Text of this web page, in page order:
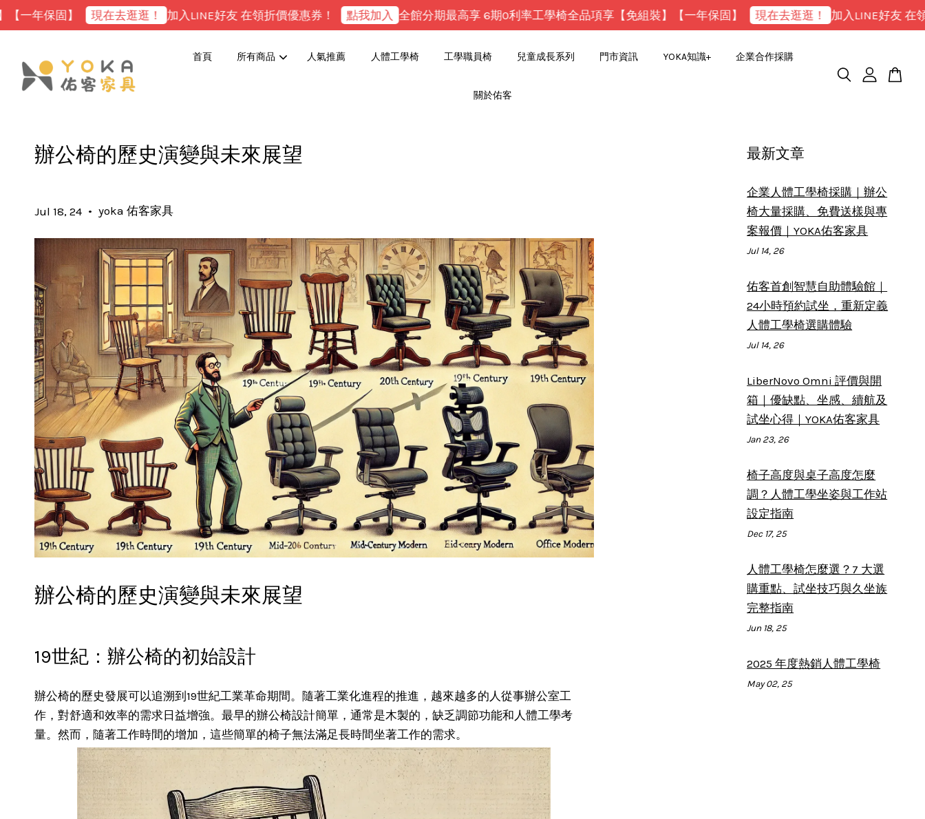
固】 現在去逛逛！ 加入LINE好友 在領折價優惠券！ 點我加入 全館分期最高享 6期0利率工學椅全品項享【免組裝】【一年保固】 現在去逛逛！ 加入LINE好友 在領折價優
首頁 所有商品 人氣推薦 人體工學椅 工學職員椅 兒童成長系列 門市資訊 YOKA知識+ 企業合作採購
關於佑客
辦公椅的歷史演變與未來展望
Jul 18, 24 • yoka 佑客家具
辦公椅的歷史演變與未來展望
19世紀：辦公椅的初始設計
辦公椅的歷史發展可以追溯到19世紀工業革命期間。隨著工業化進程的推進，越來越多的人從事辦公室工
作，對舒適和效率的需求日益增強。最早的辦公椅設計簡單，通常是木製的，缺乏調節功能和人體工學考
量。然而，隨著工作時間的增加，這些簡單的椅子無法滿足長時間坐著工作的需求。
最新文章
企業人體工學椅採購｜辦公
椅大量採購、免費送樣與專
案報價｜YOKA佑客家具
Jul 14, 26
佑客首創智慧自助體驗館｜
24小時預約試坐，重新定義
人體工學椅選購體驗
Jul 14, 26
LiberNovo Omni 評價與開
箱｜優缺點、坐感、續航及
試坐心得｜YOKA佑客家具
Jan 23, 26
椅子高度與桌子高度怎麼
調？人體工學坐姿與工作站
設定指南
Dec 17, 25
人體工學椅怎麼選？7 大選
購重點、試坐技巧與久坐族
完整指南
Jun 18, 25
2025 年度熱銷人體工學椅
May 02, 25